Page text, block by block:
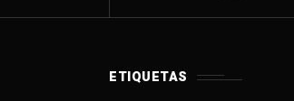
ETIQUETAS